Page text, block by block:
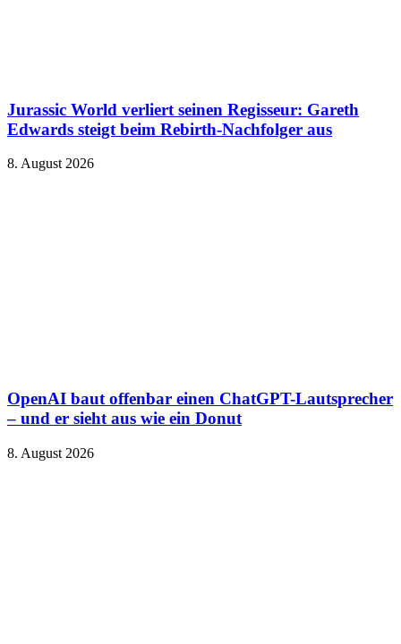
Jurassic World verliert seinen Regisseur: Gareth
Edwards steigt beim Rebirth-Nachfolger aus
8. August 2026
OpenAI baut offenbar einen ChatGPT-Lautsprecher
– und er sieht aus wie ein Donut
8. August 2026